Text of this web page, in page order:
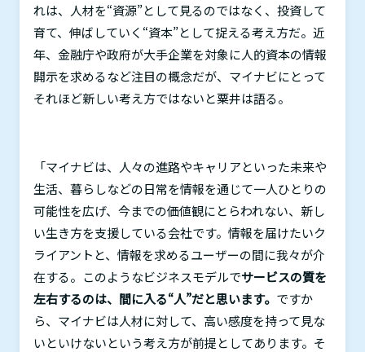
れは、人材を“資源”として見るのではなく、投資して
育て、伸ばしていく“資本”として捉える考え方だ。近
年、金融庁や政府が大手企業を対象に人的資本の情報
開示を求めるなど注目の概念だが、マイナビにとって
それほど新しい考え方ではないと粟井は語る。
「マイナビは、人々の進路やキャリアといった未来や
生活、暮らしなどの日常を情報を通じて一人ひとりの
可能性を広げ、今までの価値観にとらわれない、新し
い生き方を支援している会社です。情報を届けたいク
ライアントと、情報を求めるユーザーの間に我々が介
在する。このようなビジネスモデルでサービスの質を
左右するのは、間に入る“人”だと思います。 ですか
ら、マイナビは人材に対して、高い感度を持って見な
いといけないという考え方が前提としてあります。そ